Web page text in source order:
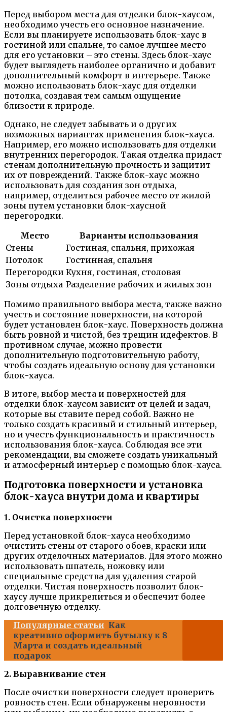
Перед выбором места для отделки блок-хаусом,
необходимо учесть его основное назначение.
Если вы планируете использовать блок-хаус в
гостиной или спальне, то самое лучшее место
для его установки – это стены. Здесь блок-хаус
будет выглядеть наиболее органично и добавит
дополнительный комфорт в интерьере. Также
можно использовать блок-хаус для отделки
потолка, создавая тем самым ощущение
близости к природе.
Однако, не следует забывать и о других
возможных вариантах применения блок-хауса.
Например, его можно использовать для отделки
внутренних перегородок. Такая отделка придаст
стенам дополнительную прочность и защитит
их от повреждений. Также блок-хаус можно
использовать для создания зон отдыха,
например, отделиться рабочее место от жилой
зоны путем установки блок-хаусной
перегородки.
Место
Варианты использования
Стены
Гостиная, спальня, прихожая
Потолок
Гостинная, спальня
Перегородки Кухня, гостиная, столовая
Зоны отдыха Разделение рабочих и жилых зон
Помимо правильного выбора места, также важно
учесть и состояние поверхности, на которой
будет установлен блок-хаус. Поверхность должна
быть ровной и чистой, без трещин идефектов. В
противном случае, можно провести
дополнительную подготовительную работу,
чтобы создать идеальную основу для установки
блок-хауса.
В итоге, выбор места и поверхностей для
отделки блок-хаусом зависит от целей и задач,
которые вы ставите перед собой. Важно не
только создать красивый и стильный интерьер,
но и учесть функциональность и практичность
использования блок-хауса. Соблюдая все эти
рекомендации, вы сможете создать уникальный
и атмосферный интерьер с помощью блок-хауса.
Подготовка поверхности и установка
блок-хауса внутри дома и квартиры
1. Очистка поверхности
Перед установкой блок-хауса необходимо
очистить стены от старого обоев, краски или
других отделочных материалов. Для этого можно
использовать шпатель, ножовку или
специальные средства для удаления старой
отделки. Чистая поверхность позволит блок-
хаусу лучше прикрепиться и обеспечит более
долговечную отделку.
Популярные статьи Как
креативно оформить бутылку к 8
Марта и создать идеальный
подарок
2. Выравнивание стен
После очистки поверхности следует проверить
ровность стен. Если обнаружены неровности